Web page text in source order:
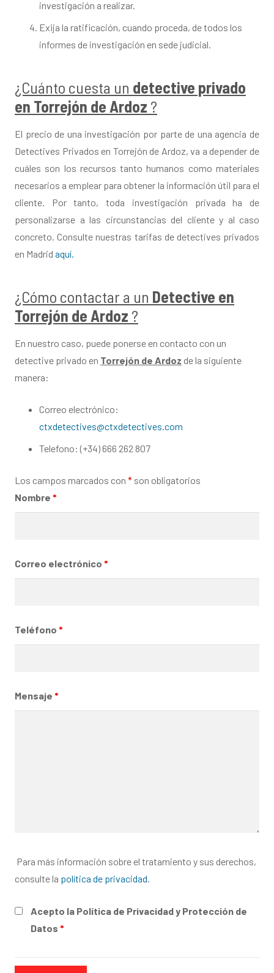
investigación a realizar.
Exija la ratificación, cuando proceda, de todos los
informes de investigación en sede judicial.
¿Cuánto cuesta un detective privado
en Torrejón de Ardoz ?
El precio de una investigación por parte de una agencia de
Detectives Privados en Torrejón de Ardoz, va a depender de
cuáles son los recursos tanto humanos como materiales
necesarios a emplear para obtener la información útil para el
cliente. Por tanto, toda investigación privada ha de
personalizarse a las circunstancias del cliente y al caso
concreto. Consulte nuestras tarifas de detectives privados
en Madrid aquí.
¿Cómo contactar a un Detective en
Torrejón de Ardoz ?
En nuestro caso, puede ponerse en contacto con un
detective privado en Torrejón de Ardoz de la siguiente
manera:
Correo electrónico:
ctxdetectives@ctxdetectives.com
Telefono: (+34) 666 262 807
Los campos marcados con * son obligatorios
Nombre *
Correo electrónico *
Teléfono *
Mensaje *
Para más información sobre el tratamiento y sus derechos,
consulte la política de privacidad
Acepto la Política de Privacidad y Protección de
Datos*